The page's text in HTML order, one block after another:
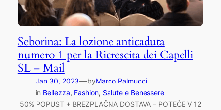
Seborina: La lozione anticaduta
numero 1 per la Ricrescita dei Capelli
SL – Mail
Jan 30, 2023—byMarco Palmucci
in Bellezza, Fashion, Salute e Benessere
50% POPUST + BREZPLAČNA DOSTAVA – POTEČE V 12